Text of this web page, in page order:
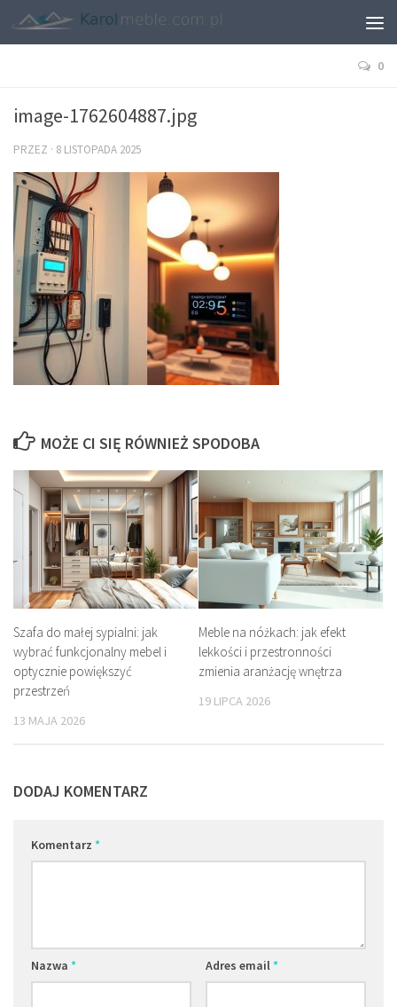
0
image-1762604887.jpg
PRZEZ · 8 LISTOPADA 2025
MOŻE CI SIĘ RÓWNIEŻ SPODOBA
Szafa do małej sypialni: jak
wybrać funkcjonalny mebel i
optycznie powiększyć
przestrzeń
13 MAJA 2026
Meble na nóżkach: jak efekt
lekkości i przestronności
zmienia aranżację wnętrza
19 LIPCA 2026
DODAJ KOMENTARZ
Komentarz *
Nazwa * Adres email*